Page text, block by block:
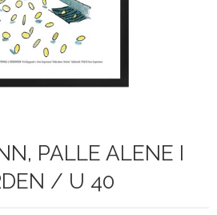
PALLE ALENE I
/ U 40